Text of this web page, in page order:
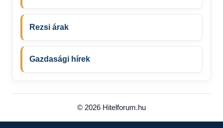
Rezsi árak
Gazdasági hírek
© 2026 Hitelforum.hu